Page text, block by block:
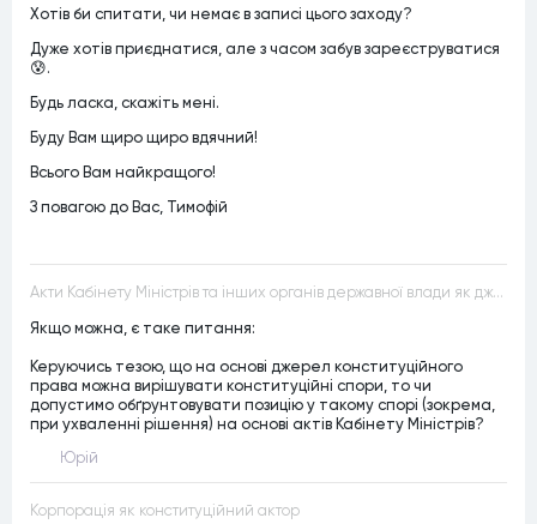
Хотів би спитати, чи немає в записі цього заходу?
Дуже хотів приєднатися, але з часом забув зареєструватися
😰.
Будь ласка, скажіть мені.
Буду Вам щиро щиро вдячний!
Всього Вам найкращого!
З повагою до Вас, Тимофій
Акти Кабінету Міністрів та інших органів державної влади як джерела конституційного права
Якщо можна, є таке питання:
Керуючись тезою, що на основі джерел конституційного
права можна вирішувати конституційні спори, то чи
допустимо обґрунтовувати позицію у такому спорі (зокрема,
при ухваленні рішення) на основі актів Кабінету Міністрів?
Юрій
Корпорація як конституційний актор